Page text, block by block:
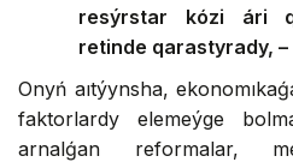
resýrstar kózi ári
retinde qarastyrady,
Onyń aıtýynsha,
faktorlardy elemeýge
arnalǵan reformalar,